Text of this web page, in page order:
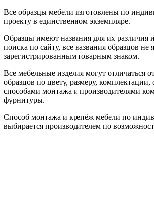
Все образцы мебели изготовлены по
проекту в единственном экземпляре.
Образцы имеют названия для их различия
поиска по сайту, все названия образцов не
зарегистрированным товарным знаком.
Все мебельные изделия могут отличаться
образцов по цвету, размеру,
способами монтажа и производителями
фурнитуры.
Способ монтажа и крепёж мебели по
выбирается производителем по